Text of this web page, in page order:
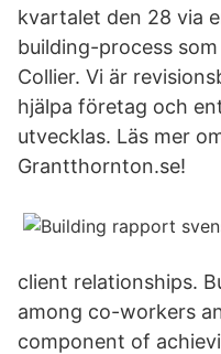
kvartalet den 28 via
building-process
Collier. Vi är
hjälpa företag och
utvecklas. Läs mer
Grantthornton.se!
client relationships.
among co-workers
component of